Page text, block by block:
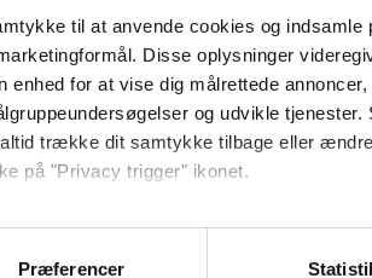
til at anvende cookies og indsamle
Disse oplysninger
enhed for at vise dig målrettede
og udvikle tjenester.
trække dit samtykke tilbage eller
på "Privacy trigger" ikonet.
Præferencer
I GANG MED
du altid får den bedste lyd – uanset
dit Apple Watch og vælge mellem
lytter til podcasts eller bare
1.999.